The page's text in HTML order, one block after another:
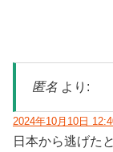
匿名 より:
2024年10月10日
日本から逃げた